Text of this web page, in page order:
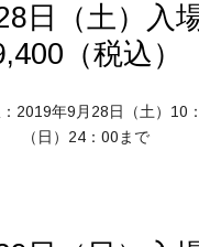
日（土）入
（税込）
2019年9月28日（土）10
（日）24：00まで